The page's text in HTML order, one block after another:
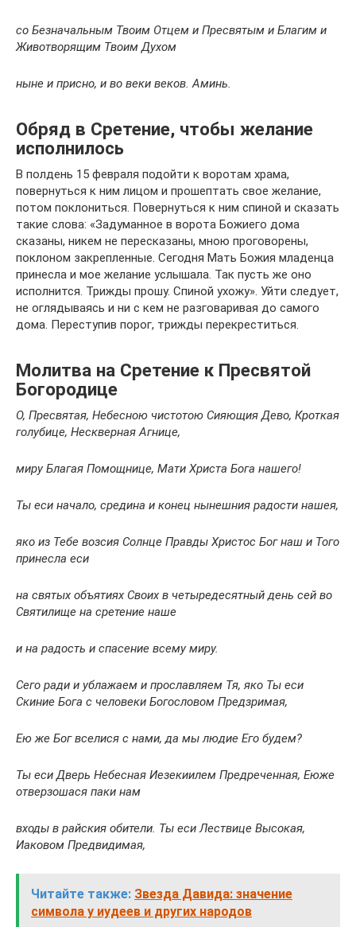
со Безначальным Твоим Отцем и Пресвятым и Благим и
Животворящим Твоим Духом
ныне и присно, и во веки веков. Аминь.
Обряд в Сретение, чтобы желание
исполнилось
В полдень 15 февраля подойти к воротам храма,
повернуться к ним лицом и прошептать свое желание,
потом поклониться. Повернуться к ним спиной и сказать
такие слова: «Задуманное в ворота Божиего дома
сказаны, никем не пересказаны, мною проговорены,
поклоном закрепленные. Сегодня Мать Божия младенца
принесла и мое желание услышала. Так пусть же оно
исполнится. Трижды прошу. Спиной ухожу». Уйти следует,
не оглядываясь и ни с кем не разговаривая до самого
дома. Переступив порог, трижды перекреститься.
Молитва на Сретение к Пресвятой
Богородице
О, Пресвятая, Небесною чистотою Сияющия Дево, Кроткая
голубице, Нескверная Агнице,
миру Благая Помощнице, Мати Христа Бога нашего!
Ты еси начало, средина и конец нынешния радости нашея,
яко из Тебе возсия Солнце Правды Христос Бог наш и Того
принесла еси
на святых объятиях Своих в четыредесятный день сей во
Святилище на сретение наше
и на радость и спасение всему миру.
Сего ради и ублажаем и прославляем Тя, яко Ты еси
Скиние Бога с человеки Богословом Предзримая,
Ею же Бог вселися с нами, да мы людие Его будем?
Ты еси Дверь Небесная Иезекиилем Предреченная, Еюже
отверзошася паки нам
входы в райския обители. Ты еси Лествице Высокая,
Иаковом Предвидимая,
Читайте также: Звезда Давида: значение
символа у иудеев и других народов